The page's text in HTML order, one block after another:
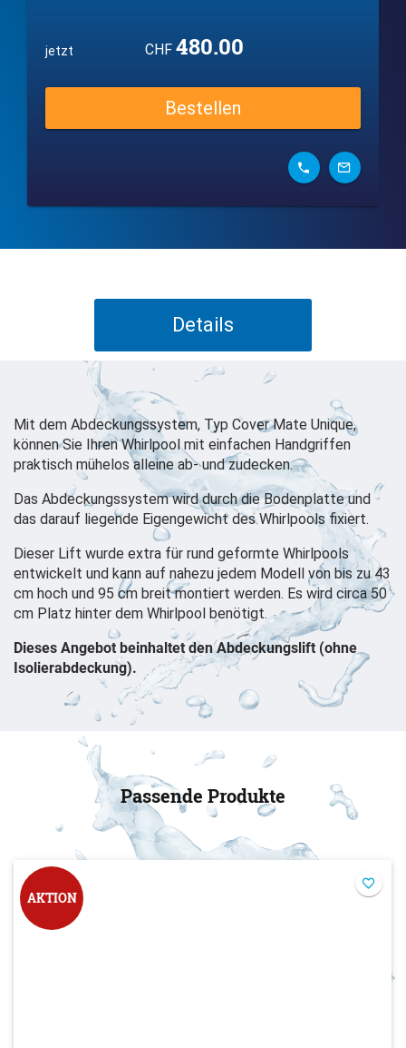
jetzt CHF 480.00
Bestellen
Details
Mit dem Abdeckungssystem, Typ Cover Mate Unique,
können Sie Ihren Whirlpool mit einfachen Handgriffen
praktisch mühelos alleine ab- und zudecken.
Das Abdeckungssystem wird durch die Bodenplatte und
das darauf liegende Eigengewicht des Whirlpools fixiert.
Dieser Lift wurde extra für rund geformte Whirlpools
entwickelt und kann auf nahezu jedem Modell von bis zu 43
cm hoch und 95 cm breit montiert werden. Es wird circa 50
cm Platz hinter dem Whirlpool benötigt.
Dieses Angebot beinhaltet den Abdeckungslift (ohne
Isolierabdeckung).
Passende Produkte
AKTION